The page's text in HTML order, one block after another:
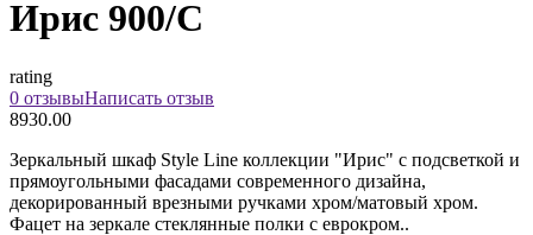
Ирис 900/С
rating
0 отзывыНаписать отзыв
8930.00
Зеркальный шкаф Style Line коллекции "Ирис" с подсветкой и
прямоугольными фасадами современного дизайна,
декорированный врезными ручками хром/матовый хром.
Фацет на зеркале стеклянные полки с еврокром..